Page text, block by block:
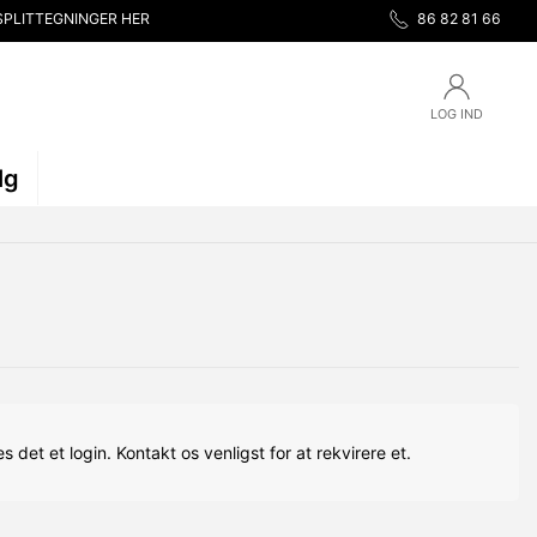
HER 86 82 81 66
LOG IND
det et login. Kontakt os venligst for at rekvirere et.